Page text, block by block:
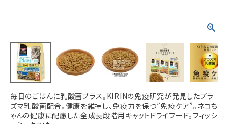
毎日のごはんに乳酸菌プラス。KIRINの免疫研究が発見したプラ
ズマ乳酸菌配合。健康を維持し、免疫力を保つ”免疫ケア”。ネコち
ゃんの健康に配慮した全成長段階用キャットドライフード。フィッシ